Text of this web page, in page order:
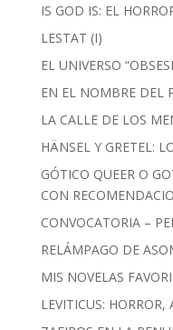
IS GOD IS: EL
LESTAT (I)
EL UNIVERSO
EN EL NOMBRE DEL
LA CALLE DE LOS
HÄNSEL Y GRETEL:
GÓTICO QUEER O
CON
CONVOCATORIA –
RELÁMPAGO DE
MIS NOVELAS
LEVITICUS: HORROR,